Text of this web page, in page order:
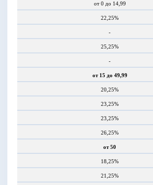
от 0 до 14,99
22,25%
-
25,25%
-
от 15 до 49,99
20,25%
23,25%
23,25%
26,25%
от 50
18,25%
21,25%